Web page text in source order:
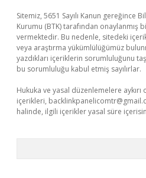
Sitemiz, 5651 Sayılı Kanun gereğince
Kurumu (BTK) tarafından onaylanmış
vermektedir. Bu nedenle, sitedeki
veya araştırma yükümlülüğümüz
yazdıkları içeriklerin sorumluluğunu
bu sorumluluğu kabul etmiş sayılırlar.
Hukuka ve yasal düzenlemelere
içerikleri,
halinde, ilgili içerikler yasal süre